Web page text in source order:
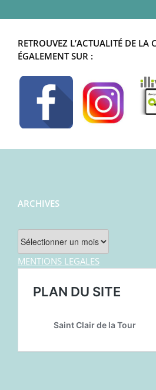
RETROUVEZ L’ACTUALITÉ DE LA
ÉGALEMENT SUR :
ARCHIVES
Archives
MENTIONS LEGALES